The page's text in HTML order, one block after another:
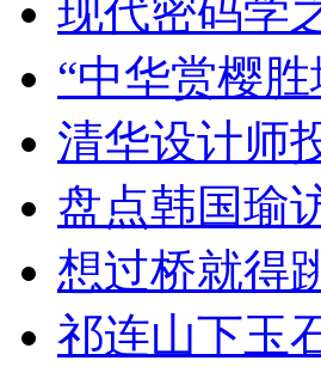
现代密码学
“中华赏樱
清华设计师
盘点韩国瑜
想过桥就得
祁连山下玉